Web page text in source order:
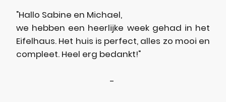
"Hallo Sabine en Michael,
we hebben een heerlijke week gehad in het
Eifelhaus. Het huis is perfect, alles zo mooi en
compleet. Heel erg bedankt!"
-